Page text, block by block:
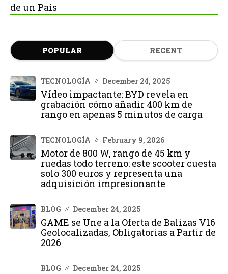
de un País
POPULAR RECENT
TECNOLOGÍA December 24, 2025
Vídeo impactante: BYD revela en
grabación cómo añadir 400 km de
rango en apenas 5 minutos de carga
TECNOLOGÍA February 9, 2026
Motor de 800 W, rango de 45 km y
ruedas todo terreno: este scooter cuesta
solo 300 euros y representa una
adquisición impresionante
BLOG December 24, 2025
GAME se Une a la Oferta de Balizas V16
Geolocalizadas, Obligatorias a Partir de
2026
BLOG December 24, 2025